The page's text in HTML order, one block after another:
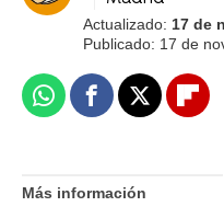
Actualizado: 17 de
Publicado: 17 de
WhatsappFacebook
X
Más información